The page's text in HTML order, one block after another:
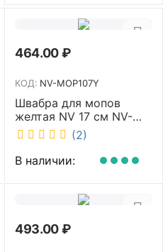
464.00₽
КОД: NV-MOP107Y
Швабра для мопов
желтая NV 17 см NV-
MOP107Y (2)
В наличии:
493.00₽